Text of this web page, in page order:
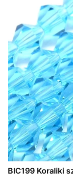
BIC199 Koraliki